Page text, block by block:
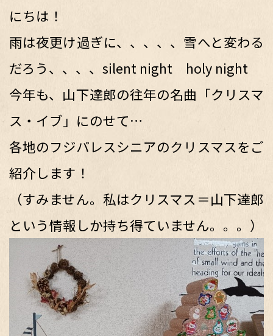
にちは！
雨は夜更け過ぎに、、、、、雪へと変わる
だろう、、、、silent night holy night
今年も、山下達郎の往年の名曲「クリスマ
ス・イブ」にのせて…
各地のフジパレスシニアのクリスマスをご
紹介します！
（すみません。私はクリスマス＝山下達郎
という情報しか持ち得ていません。。。）